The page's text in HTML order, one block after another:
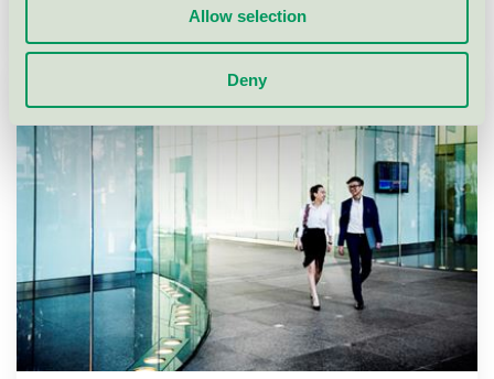
Allow selection
Deny
Hållbarhet attraherar unga talanger